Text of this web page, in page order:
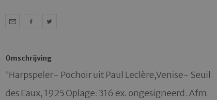
Omschrijving
'Harpspeler- Pochoir uit Paul Leclère,Venise- Seuil
des Eaux, 1925 Oplage: 316 ex. ongesigneerd. Afm.